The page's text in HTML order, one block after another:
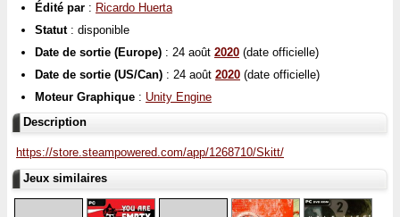
Édité par : Ricardo Huerta
Statut: disponible
Date de sortie (Europe) : 24 août 2020 (date officielle)
Date de sortie (US/Can) : 24 août 2020 (date officielle)
Moteur Graphique : Unity Engine
Description
https://store.steampowered.com/app/1268710/Skitt/
Jeux similaires